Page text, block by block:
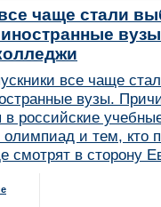
чаще стали
все чаще
вузы.
российские
и тем, кто
смотрят в сторону